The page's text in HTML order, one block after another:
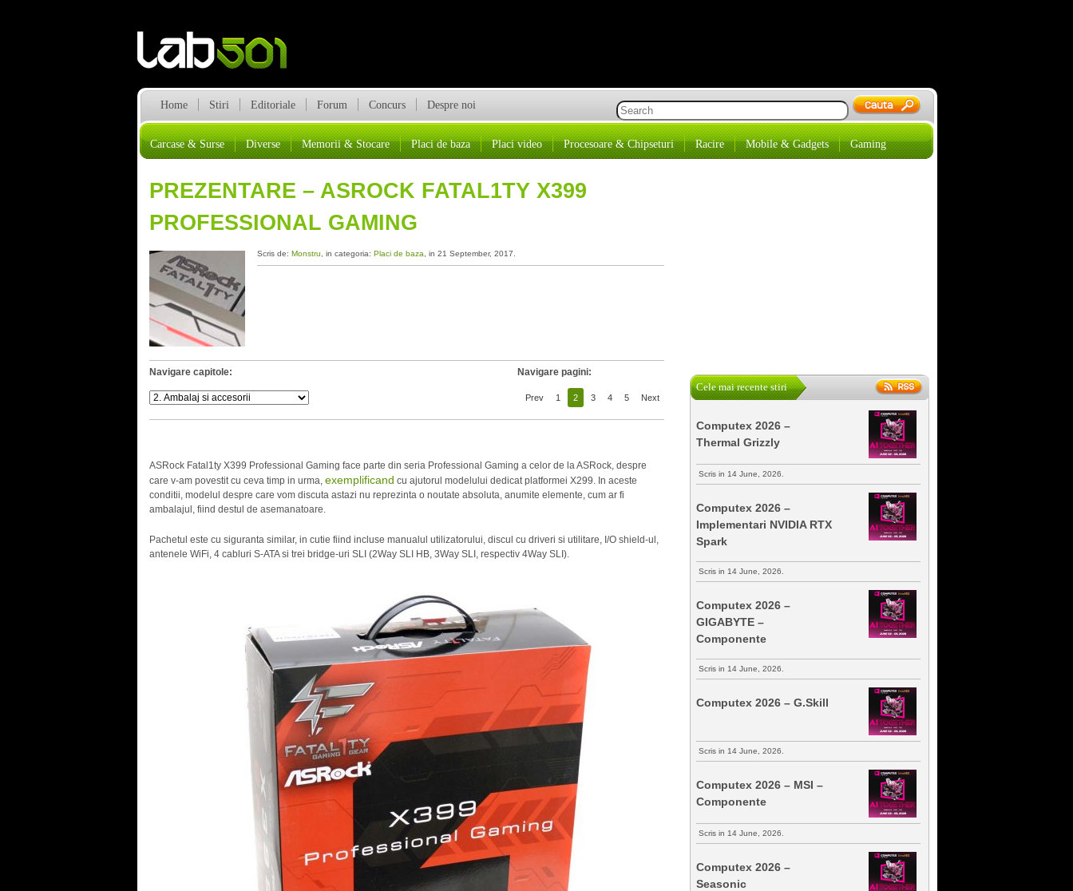
Home Stiri Editoriale Forum Concurs Despre noi
Carcase & Surse Diverse Memorii & Stocare Placi de baza Placi video Procesoare & Chipseturi Racire Mobile & Gadgets Gaming
PREZENTARE – ASROCK FATAL1TY X399
PROFESSIONAL GAMING
Scris de: Monstru , in categoria: Placi de baza , in 21 September, 2017.
Navigare capitole: Navigare pagini:
Prev 1 2 3 4 5 Next
ASRock Fatal1ty X399 Professional Gaming face parte din seria Professional Gaming a celor de la ASRock, despre
care v-am povestit cu ceva timp in urma, exemplificand cu ajutorul modelului dedicat platformei X299. In aceste
conditii, modelul despre care vom discuta astazi nu reprezinta o noutate absoluta, anumite elemente, cum ar fi
ambalajul, fiind destul de asemanatoare.
Pachetul este cu siguranta similar, in cutie fiind incluse manualul utilizatorului, discul cu driveri si utilitare, I/O shield-ul,
antenele WiFi, 4 cabluri S-ATA si trei bridge-uri SLI (2Way SLI HB, 3Way SLI, respectiv 4Way SLI).
Cele mai recente stiri
Computex 2026 –
Thermal Grizzly
Scris in 14 June, 2026.
Computex 2026 –
Implementari NVIDIA RTX
Spark
Scris in 14 June, 2026.
Computex 2026 –
GIGABYTE –
Componente
Scris in 14 June, 2026.
Computex 2026 – G.Skill
Scris in 14 June, 2026.
Computex 2026 – MSI –
Componente
Scris in 14 June, 2026.
Computex 2026 –
Seasonic